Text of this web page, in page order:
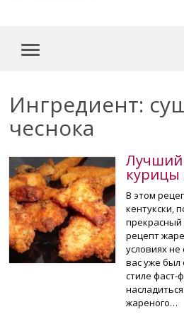
MENU
Ингредиент:
чеснока
Лучший
курицы
В этом
кентукски,
прекрасный
рецепт
условиях
вас уже
стиле
жареного…